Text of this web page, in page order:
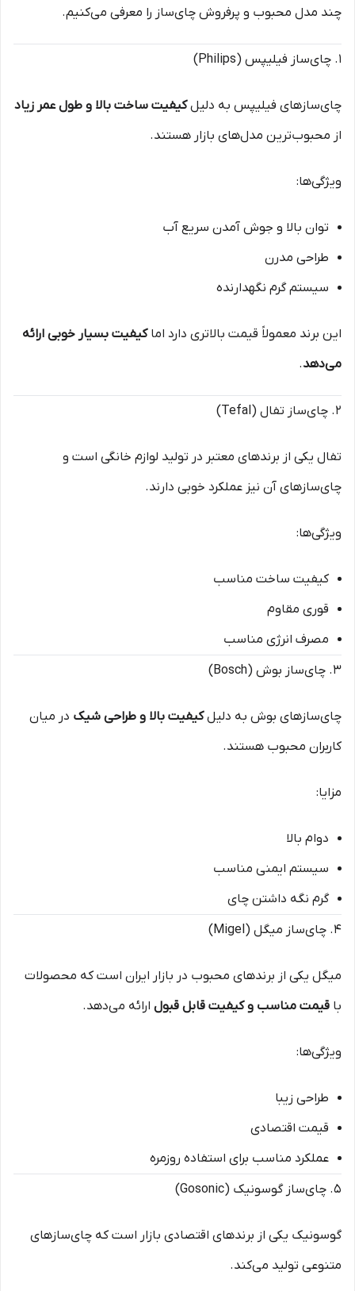
چند مدل محبوب و پرفروش چای‌ساز را معرفی می‌کنیم.
۱. چای‌ساز فیلیپس (Philips)
چای‌سازهای فیلیپس به دلیلکیفیت ساخت بالا و طول عمر زیاد
از محبوب‌ترین مدل‌های بازار هستند.
ویژگی‌ها:
توان بالا و جوش آمدن سریع آب
طراحی مدرن
سیستم گرم نگهدارنده
این برند معمولاً قیمت بالاتری دارد اماکیفیت بسیار خوبی ارائه
می‌دهد.
۲. چای‌ساز تفال (Tefal)
تفال یکی از برندهای معتبر در تولید لوازم خانگی است و
چای‌سازهای آن نیز عملکرد خوبی دارند.
ویژگی‌ها:
کیفیت ساخت مناسب
قوری مقاوم
مصرف انرژی مناسب
۳. چای‌ساز بوش (Bosch)
چای‌سازهای بوش به دلیلکیفیت بالا و طراحی شیک در میان
کاربران محبوب هستند.
مزایا:
دوام بالا
سیستم ایمنی مناسب
گرم نگه داشتن چای
۴. چای‌ساز میگل (Migel)
میگل یکی از برندهای محبوب در بازار ایران است که محصولات
با قیمت مناسب و کیفیت قابل قبول ارائه می‌دهد.
ویژگی‌ها:
طراحی زیبا
قیمت اقتصادی
عملکرد مناسب برای استفاده روزمره
۵. چای‌ساز گوسونیک (Gosonic)
گوسونیک یکی از برندهای اقتصادی بازار است که چای‌سازهای
متنوعی تولید می‌کند.